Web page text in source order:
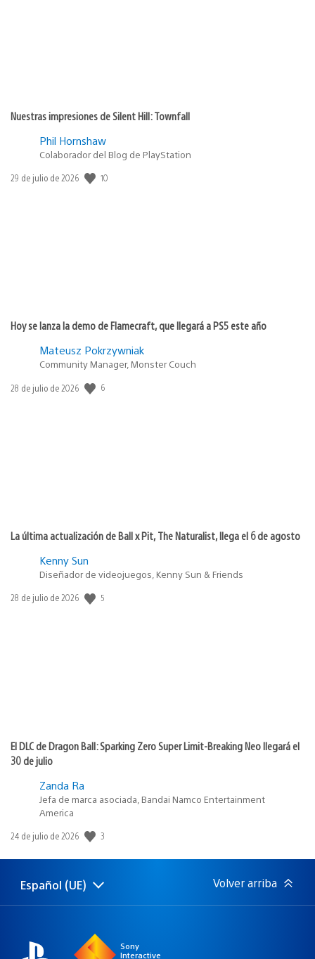
Nuestras impresiones de Silent Hill: Townfall
Phil Hornshaw
Colaborador del Blog de PlayStation
Fecha
29 de julio de 2026 10
Hoy se lanza la demo de Flamecraft, que llegará a PS5 este año
Mateusz Pokrzywniak
Community Manager, Monster Couch
Fecha
28 de julio de 2026 6
La última actualización de Ball x Pit, The Naturalist, llega el 6 de agosto
Kenny Sun
Diseñador de videojuegos, Kenny Sun & Friends
Fecha
28 de julio de 2026 5
El DLC de Dragon Ball: Sparking Zero Super Limit-Breaking Neo llegará el
30 de julio
Zanda Ra
Jefa de marca asociada, Bandai Namco Entertainment
America
Fecha
publicación:
24 de julio de 2026 3
Selecciona
una
Región
actual:
Español (UE) Volver arriba
Sony
Interactive